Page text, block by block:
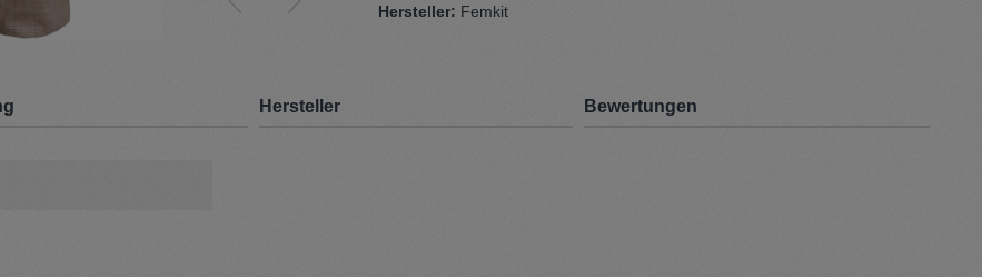
Hersteller: Femkit
Hersteller Bewertungen